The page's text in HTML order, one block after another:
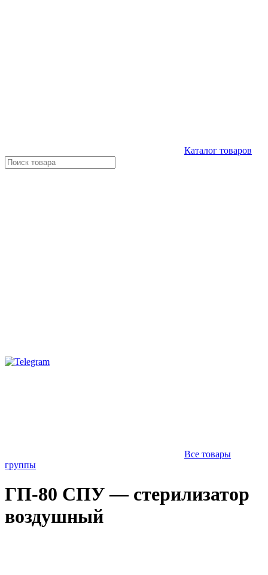
Каталог товаров
Все товары
группы
ГП-80 СПУ — стерилизатор
воздушный